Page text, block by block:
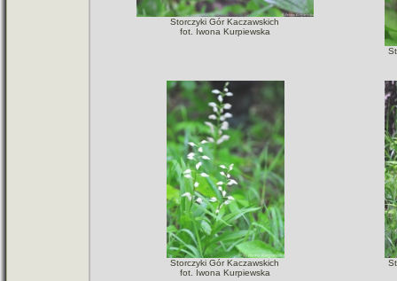
Storczyki Gór Kaczawskich
fot. Iwona Kurpiewska
Storczyki Gór Kaczawskich
fot. Iwona Kurpiewska